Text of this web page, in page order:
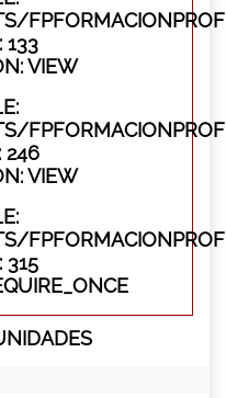
133
VIEW
246
VIEW
315